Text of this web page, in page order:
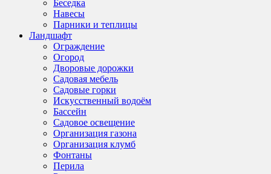
Беседка
Навесы
Парники и теплицы
Ландшафт
Ограждение
Огород
Дворовые дорожки
Садовая мебель
Садовые горки
Искусственный водоём
Бассейн
Садовое освещение
Организация газона
Организация клумб
Фонтаны
Перила